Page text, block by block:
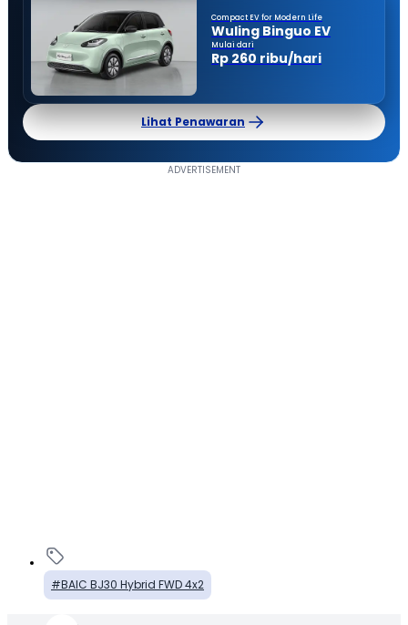
Compact EV for Modern Life
Wuling Binguo EV
Mulai dari
Rp 260 ribu/hari
Lihat Penawaran
BAIC BJ30 Hybrid FWD 4x2